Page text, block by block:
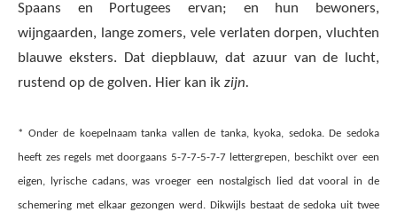
Spaans en Portugees ervan; en hun bewoners,
wijngaarden, lange zomers, vele verlaten dorpen, vluchten
blauwe eksters. Dat diepblauw, dat azuur van de lucht,
rustend op de golven. Hier kan ik zijn.
* Onder de koepelnaam tanka vallen de tanka, kyoka, sedoka. De sedoka
heeft zes regels met doorgaans 5-7-7-5-7-7 lettergrepen, beschikt over een
eigen, lyrische cadans, was vroeger een nostalgisch lied dat vooral in de
schemering met elkaar gezongen werd. Dikwijls bestaat de sedoka uit twee